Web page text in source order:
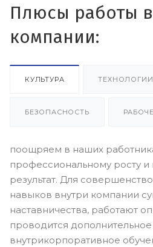
Плюсы работы
компании:
КУЛЬТУРА ТЕХНОЛОГИИ
БЕЗОПАСНОСТЬ
поощряем в наших
профессиональному росту и
результат. Для
навыков внутри компании
наставничества, работают
проводится дополнительное
внутрикорпоративное